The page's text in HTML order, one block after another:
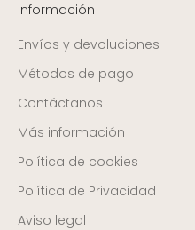
Información
Envíos y devoluciones
Métodos de pago
Contáctanos
Más información
Política de cookies
Política de Privacidad
Aviso legal